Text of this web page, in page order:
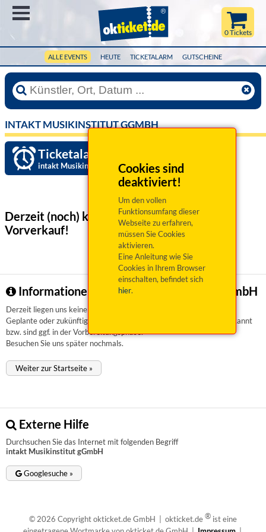
ALLE EVENTS HEUTE TICKETALARM GUTSCHEINE
0 Tickets
Cookies sind
deaktiviert!
Um den vollen
Funktionsumfang dieser
Webseite zu erfahren,
müssen Sie Cookies
aktivieren.
Eine Anleitung wie Sie
Cookies in Ihrem Browser
einschalten, befindet sich
hier.
INTAKT MUSIKINSTITUT GGMBH
Ticketalarm einrichten »
intakt Musikinstitut gGmbH
Derzeit (noch) keine Veranstaltungen
Vorverkauf!
Informationen zu intakt Musikinstitut gGmbH
Derzeit liegen uns keinerlei Informationen vor.
Geplante oder zukünftige Veranstaltungen sind uns aktuell nicht bekannt
bzw. sind ggf. in der Vorbereitungsphase.
Besuchen Sie uns später nochmals.
Weiter zur Startseite »
Externe Hilfe
Durchsuchen Sie das Internet mit folgenden Begriff
intakt Musikinstitut gGmbH
Googlesuche »
© 2026 Copyright okticket.de GmbH | okticket.de® ist eine